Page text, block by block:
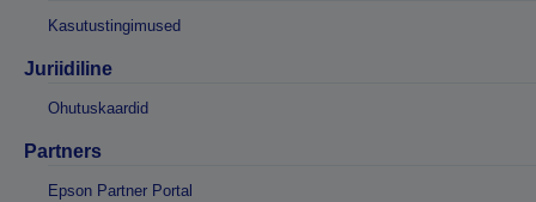
Kasutustingimused
Juriidiline
Ohutuskaardid
Partners
Epson Partner Portal